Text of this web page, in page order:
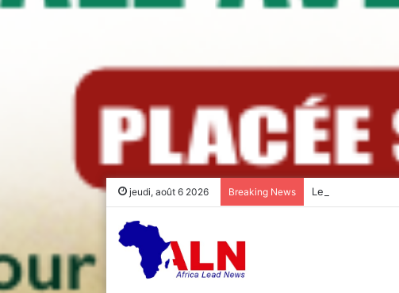
jeudi, août 6 2026 Breaking News